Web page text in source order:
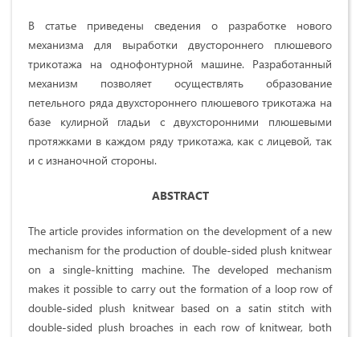
В статье приведены сведения о разработке нового
механизма для выработки двустороннего плюшевого
трикотажа на однофонтурной машине. Разработанный
механизм позволяет осуществлять образование
петельного ряда двухстороннего плюшевого трикотажа на
базе кулирной гладьи с двухсторонними плюшевыми
протяжками в каждом ряду трикотажа, как с лицевой, так
и с изнаночной стороны.
ABSTRACT
The article provides information on the development of a new
mechanism for the production of double-sided plush knitwear
on a single-knitting machine. The developed mechanism
makes it possible to carry out the formation of a loop row of
double-sided plush knitwear based on a satin stitch with
double-sided plush broaches in each row of knitwear, both